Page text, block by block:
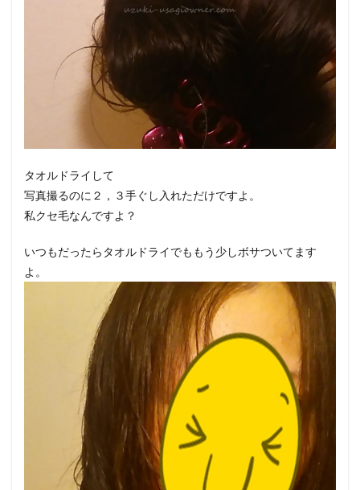
タオルドライして
写真撮るのに２，３手ぐし入れただけですよ。
私クセ毛なんですよ？
いつもだったらタオルドライでももう少しボサついてます
よ。